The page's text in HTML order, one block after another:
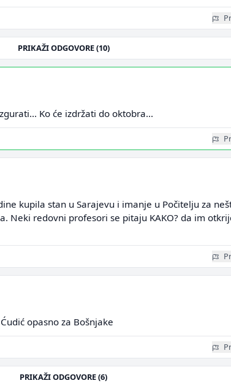
PRIKAŽI ODGOVORE (10)
Ko će izdržati do oktobra...
kupila stan u Sarajevu i imanje u Počitelju za
Neki redovni profesori se pitaju KAKO? da im
opasno za Bošnjake
PRIKAŽI ODGOVORE (6)